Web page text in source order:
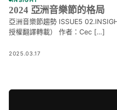
2024 亞洲音樂節的格局
亞洲音樂節趨勢 ISSUE5
授權翻譯轉載） 作者：Cec […]
2025.03.17